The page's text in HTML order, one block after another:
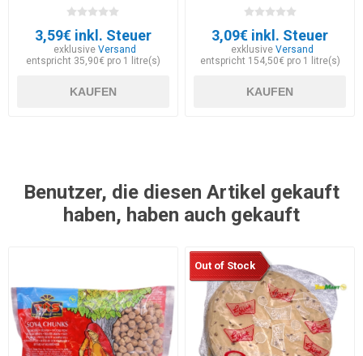
3,59€ inkl. Steuer
exklusiveVersand
entspricht 35,90€ pro 1 litre(s)
KAUFEN
3,09€ inkl. Steuer
exklusive Versand
entspricht 154,50€ pro 1 litre(s)
KAUFEN
Benutzer, die diesen Artikel gekauft
haben, haben auch gekauft
Out of Stock